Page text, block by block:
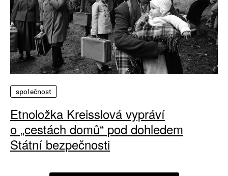
společnost
Etnoložka Kreisslová vypráví
o „cestách domů“ pod dohledem
Státní bezpečnosti